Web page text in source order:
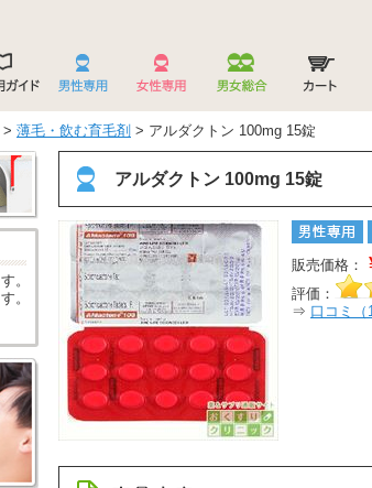
> 薄毛・飲む育毛剤 > アルダクトン 100mg 15錠
アルダクトン 100mg 15錠
販売価格：
評価：
⇒ 口コミ（
。
。